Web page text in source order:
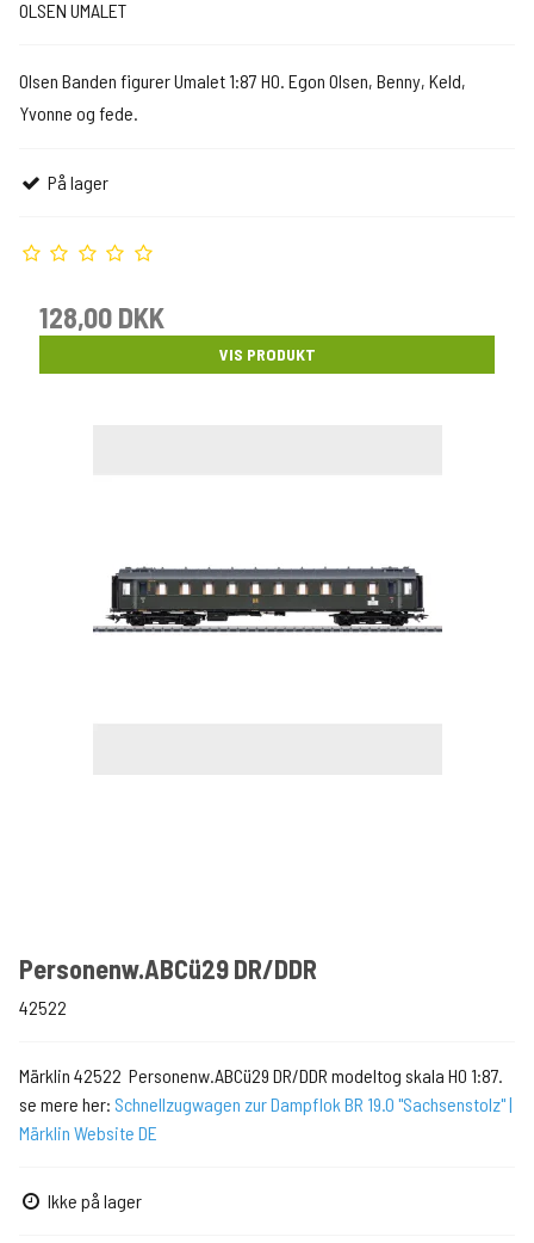
OLSEN UMALET
Olsen Banden figurer Umalet 1:87 H0. Egon Olsen, Benny, Keld,
Yvonne og fede.
På lager
128,00 DKK
VIS PRODUKT
Personenw.ABCü29 DR/DDR
42522
Märklin 42522 Personenw.ABCü29 DR/DDR modeltog skala H0 1:87.
se mere her: Schnellzugwagen zur Dampflok BR 19.0 "Sachsenstolz" |
Märklin Website DE
Ikke på lager